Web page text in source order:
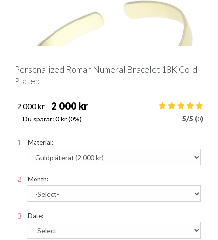
Personalized Roman Numeral Bracelet 18K Gold
Plated
2 000 kr 2 000 kr
Du sparar: 0 kr(0%) 5/5 (0)
Material:
Month:
Date: